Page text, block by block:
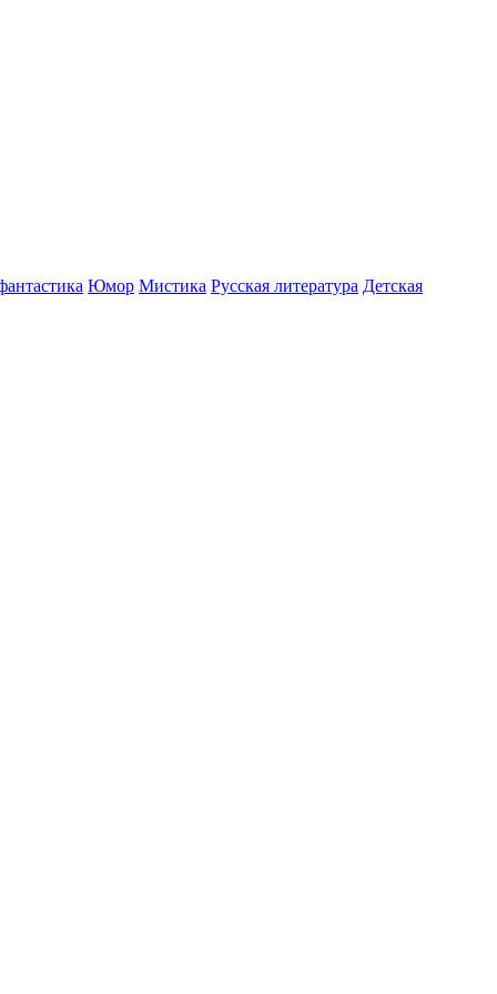
Юмор Мистика Русская литература Детская